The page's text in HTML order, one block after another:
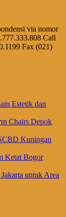
via nomor
Call
Fax (021)
Estetik dan
Chairs Depok
Kuningan
Ketat Bogor
untuk Area